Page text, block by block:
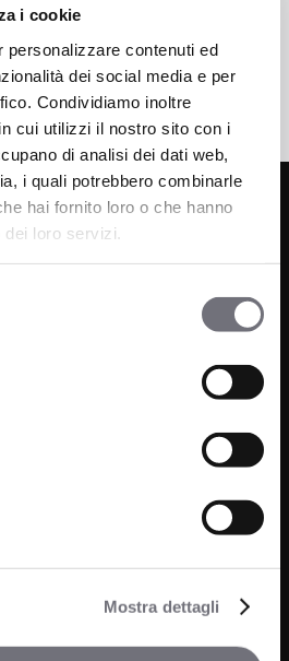
i cookie
personalizzare contenuti ed
dei social media e per
Condividiamo inoltre
cui utilizzi il nostro sito con i
di analisi dei dati web,
i quali potrebbero combinarle
hai fornito loro o che hanno
loro servizi.
Mostra dettagli
Azienda
Progetti